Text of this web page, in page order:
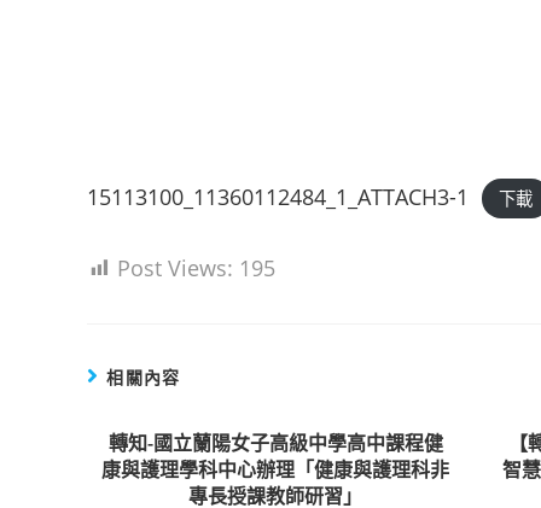
15113100_11360112484_1_ATTACH3-1 下載
Post Views: 195
相關內容
轉知-國立蘭陽女子高級中學高中課程健
康與護理學科中心辦理「健康與護理科非
專長授課教師研習」
智